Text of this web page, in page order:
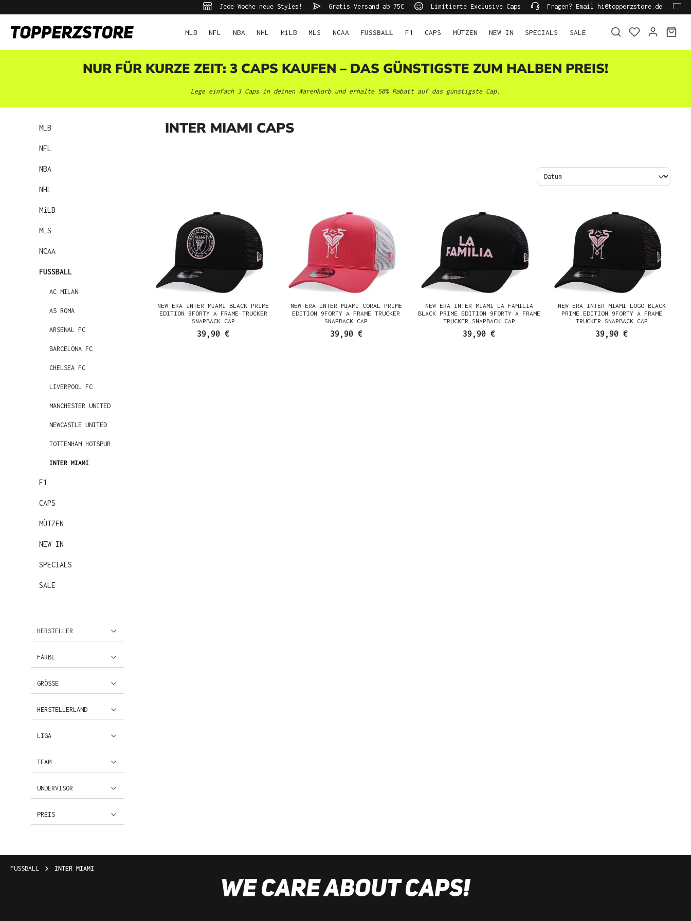
Jede Woche neue Styles! Gratis Versand ab 75€ Limitierte Exclusive Caps Fragen? Email hi@topperzstore.de
MLB NFL NBA NHL MiLB MLS NCAA FUSSBALL F1 CAPS MÜTZEN NEW IN SPECIALS SALE
NUR FÜR KURZE ZEIT: 3 CAPS KAUFEN – DAS GÜNSTIGSTE ZUM HALBEN PREIS!
Lege einfach 3 Caps in deinen Warenkorb und erhalte 50% Rabatt auf das günstigste Cap.
MLB
NFL
NBA
NHL
MiLB
MLS
NCAA
FUSSBALL
AC MILAN
AS ROMA
ARSENAL FC
BARCELONA FC
CHELSEA FC
LIVERPOOL FC
MANCHESTER UNITED
NEWCASTLE UNITED
TOTTENHAM HOTSPUR
INTER MIAMI
F1
CAPS
MÜTZEN
NEW IN
SPECIALS
SALE
HERSTELLER
FARBE
GRÖSSE
HERSTELLERLAND
LIGA
TEAM
UNDERVISOR
PREIS
INTER MIAMI CAPS
NEW ERA INTER MIAMI BLACK PRIME
EDITION 9FORTY A FRAME TRUCKER
SNAPBACK CAP
39,90 €
NEW ERA INTER MIAMI CORAL PRIME
EDITION 9FORTY A FRAME TRUCKER
SNAPBACK CAP
39,90 €
NEW ERA INTER MIAMI LA FAMILIA
BLACK PRIME EDITION 9FORTY A FRAME
TRUCKER SNAPBACK CAP
39,90 €
NEW ERA INTER MIAMI LOGO BLACK
PRIME EDITION 9FORTY A FRAME
TRUCKER SNAPBACK CAP
39,90 €
FUSSBALL INTER MIAMI